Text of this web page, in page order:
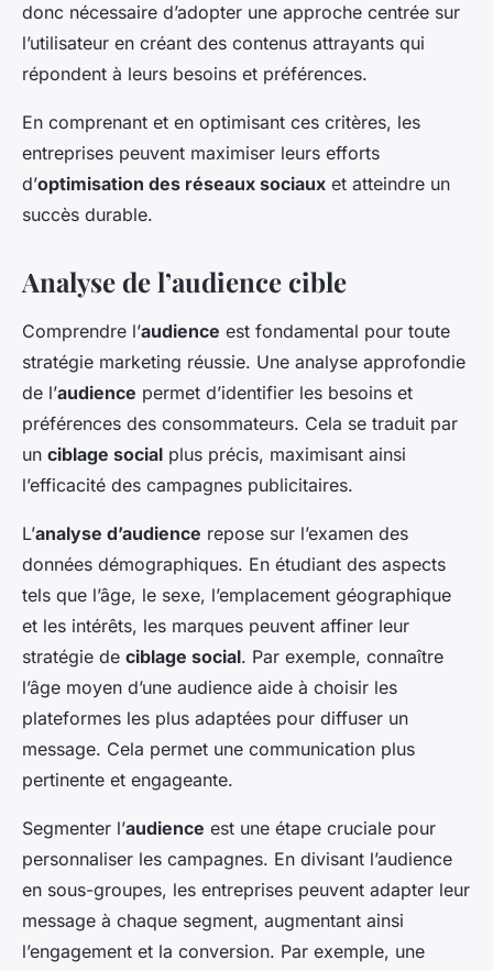
donc nécessaire d’adopter une approche centrée sur
l’utilisateur en créant des contenus attrayants qui
répondent à leurs besoins et préférences.
En comprenant et en optimisant ces critères, les
entreprises peuvent maximiser leurs efforts
d’optimisation des réseaux sociaux et atteindre un
succès durable.
Analyse de l’audience cible
Comprendre l’audience est fondamental pour toute
stratégie marketing réussie. Une analyse approfondie
de l’audience permet d’identifier les besoins et
préférences des consommateurs. Cela se traduit par
un ciblage social plus précis, maximisant ainsi
l’efficacité des campagnes publicitaires.
L’analyse d’audience repose sur l’examen des
données démographiques. En étudiant des aspects
tels que l’âge, le sexe, l’emplacement géographique
et les intérêts, les marques peuvent affiner leur
stratégie de ciblage social. Par exemple, connaître
l’âge moyen d’une audience aide à choisir les
plateformes les plus adaptées pour diffuser un
message. Cela permet une communication plus
pertinente et engageante.
Segmenter l’audience est une étape cruciale pour
personnaliser les campagnes. En divisant l’audience
en sous-groupes, les entreprises peuvent adapter leur
message à chaque segment, augmentant ainsi
l’engagement et la conversion. Par exemple, une